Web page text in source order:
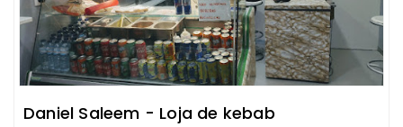
Daniel Saleem - Loja de kebab